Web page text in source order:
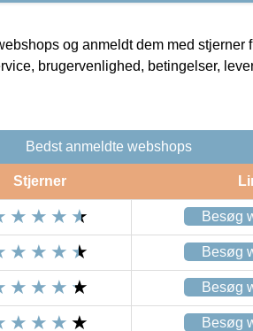
og anmeldt dem med stjerner
brugervenlighed, betingelser,
Bedst anmeldte webshops
Stjerner
Besøg
Besøg
Besøg
Besøg